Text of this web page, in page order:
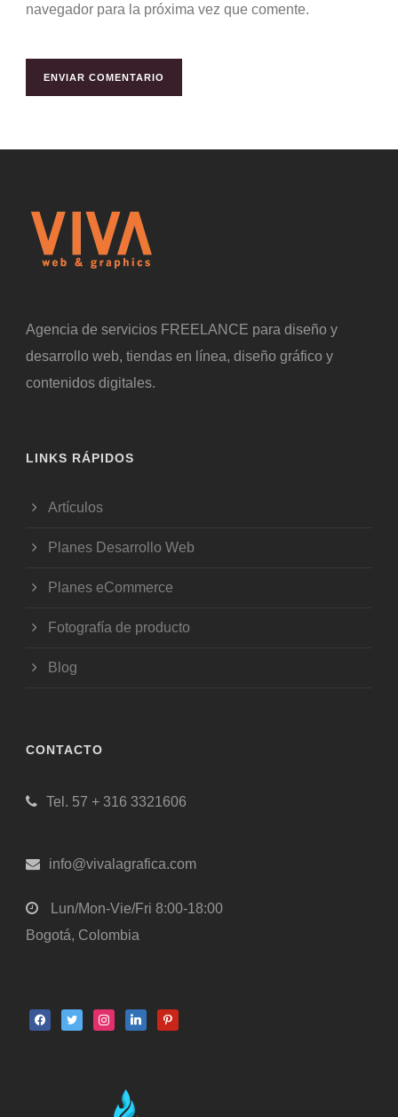
navegador para la próxima vez que comente.
Agencia de servicios FREELANCE para diseño y
desarrollo web, tiendas en línea, diseño gráfico y
contenidos digitales.
LINKS RÁPIDOS
Artículos
Planes Desarrollo Web
Planes eCommerce
Fotografía de producto
Blog
CONTACTO
Tel. 57 + 316 3321606
info@vivalagrafica.com
Lun/Mon-Vie/Fri 8:00-18:00
Bogotá, Colombia
facebooktwitter instagramlinkedinpinterest